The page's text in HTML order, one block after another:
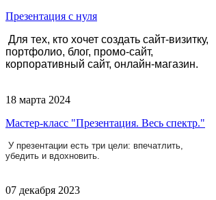
Презентация с нуля
Для тех, кто хочет создать сайт-визитку,
портфолио, блог, промо-сайт,
корпоративный сайт, онлайн-магазин.
18 марта 2024
Мастер-класс "Презентация. Весь спектр."
У презентации есть три цели: впечатлить,
убедить и вдохновить.
07 декабря 2023